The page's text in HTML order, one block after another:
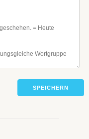
SPEICHERN